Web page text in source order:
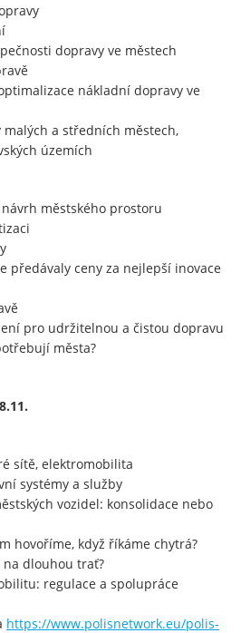
dopravy ve městech
nákladní dopravy ve
a středních městech,
územích
městského prostoru
předávaly ceny za nejlepší inovace
pro udržitelnou a čistou dopravu
města?
sítě, elektromobilita
systémy a služby
vozidel: konsolidace nebo
hovoříme, když říkáme chytrá?
dlouhou trať?
regulace a spolupráce
https://www.polisnetwork.eu/polis-